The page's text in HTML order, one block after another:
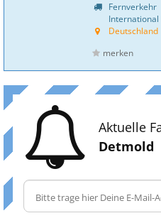
Fernverkehr
International
Deutschland
merken
Aktuelle
Detmold